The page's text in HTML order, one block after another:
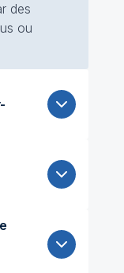
des
ou